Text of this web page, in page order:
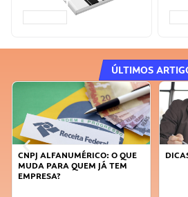
ChatGPT
ÚLTIMOS
CNPJ ALFANUMÉRICO: O QUE
MUDA PARA QUEM JÁ TEM
EMPRESA?